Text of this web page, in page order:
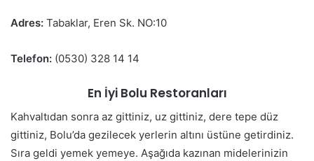
Adres: Tabaklar, Eren Sk. NO:10
Telefon: (0530) 328 14 14
En İyi Bolu Restoranları
Kahvaltıdan sonra az gittiniz, uz gittiniz, dere tepe düz
gittiniz, Bolu’da gezilecek yerlerin altını üstüne getirdiniz.
Sıra geldi yemek yemeye. Aşağıda kazınan midelerinizin